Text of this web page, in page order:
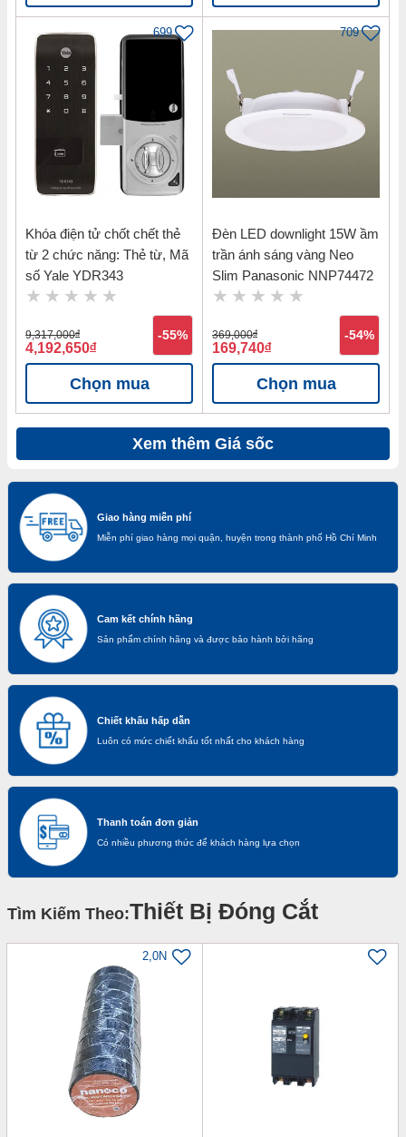
699
Khóa điện tử chốt chết thẻ
từ 2 chức năng: Thẻ từ, Mã
số Yale YDR343
9,317,000đ
4,192,650đ
-55%
Chọn mua
709
Đèn LED downlight 15W ầm
trần ánh sáng vàng Neo
Slim Panasonic NNP74472
369,000đ
169,740đ
-54%
Chọn mua
Xem thêm Giá sốc
Giao hàng miễn phí
Miễn phí giao hàng mọi quận, huyện trong thành phố Hồ Chí Minh
Cam kết chính hãng
Sản phẩm chính hãng và được bảo hành bởi hãng
Chiết khấu hấp dẫn
Luôn có mức chiết khấu tốt nhất cho khách hàng
Thanh toán đơn giản
Có nhiều phương thức để khách hàng lựa chọn
Tìm Kiếm Theo:Thiết Bị Đóng Cắt
2,0N